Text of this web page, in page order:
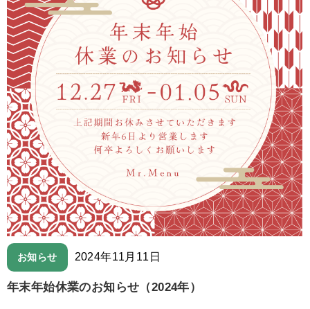
お知らせ 2024年11月11日
年末年始休業のお知らせ（2024年）